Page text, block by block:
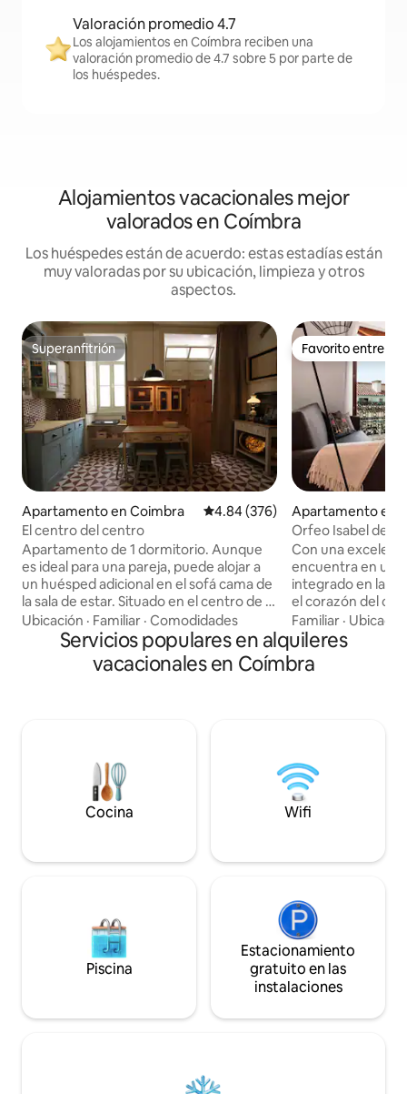
Valoración promedio 4.7
Los alojamientos en Coímbra reciben una
valoración promedio de 4.7 sobre 5 por parte de
los huéspedes.
Alojamientos vacacionales mejor
valorados en Coímbra
Los huéspedes están de acuerdo: estas estadías están
muy valoradas por su ubicación, limpieza y otros
aspectos.
Superanfitrión
Superanfitrión
Apartamento en Coimbra Calificación promedio: 4.84 de
4.84 (376)
El centro del centro
Apartamento de 1 dormitorio. Aunque
es ideal para una pareja, puede alojar a
un huésped adicional en el sofá cama de
la sala de estar. Situado en el centro de la
nueva zona declarada Patrimonio de la
Humanidad, este departamento es el
mejor punto de partida para descubrir la
ciudad de Coimbra. La universidad está a
apartamento administrado por la familia
está ubicado a nivel de la calle.
Ubicación · Familiar · Comodidades
Favorito entre
Favorito entre
Apartamento en
Orfeo Isabel de
Con una
encuentra en un
integrado en la
el corazón del
clasificado como
Humanidad por la Unesco.
dúplex, con
dormitorio con
TV por cable, aire
americana con
Familiar ·
Servicios populares en alquileres
vacacionales en Coímbra
Cocina Wifi
Piscina
Estacionamiento
gratuito en las
instalaciones